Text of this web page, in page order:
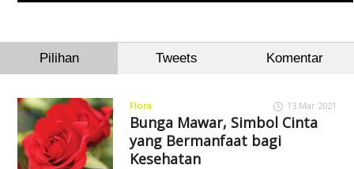
Pilihan Tweets Komentar
Flora 13 Mar 2021
Bunga Mawar, Simbol Cinta
yang Bermanfaat bagi
Kesehatan